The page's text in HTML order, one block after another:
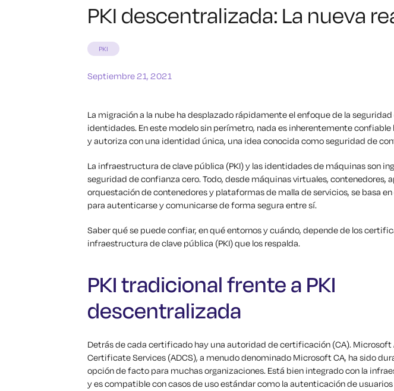
PKI descentralizada: La nueva
PKI
Septiembre 21, 2021
La migración a la nube ha desplazado rápidamente el enfoque de la
identidades. En este modelo sin perímetro, nada es inherentemente
y autoriza con una identidad única, una idea conocida como seguridad de
La infraestructura de clave pública (PKI) y las identidades de máquinas son
seguridad de confianza cero. Todo, desde máquinas virtuales, contenedores,
orquestación de contenedores y plataformas de malla de servicios, se basa
para autenticarse y comunicarse de forma segura entre sí.
Saber qué se puede confiar, en qué entornos y cuándo, depende de los
infraestructura de clave pública (PKI) que los respalda.
PKI tradicional frente a PKI
descentralizada
Detrás de cada certificado hay una autoridad de certificación (CA).
Certificate Services (ADCS), a menudo denominado Microsoft CA, ha sido
opción de facto para muchas organizaciones. Está bien integrado con la
y es compatible con casos de uso estándar como la autenticación de